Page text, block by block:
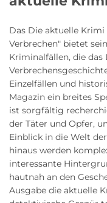
Das Die aktuelle
Verbrechen" bietet
Kriminalfällen, die das
Einzelfällen und
Magazin ein breites
ist sorgfältig
der Täter und Opfer,
Einblick in die Welt
hinaus werden
interessante
hautnah an den
Ausgabe die aktuelle